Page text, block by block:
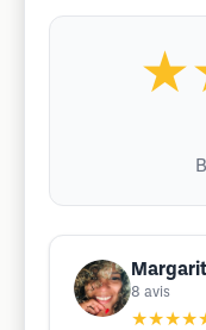
8 avis